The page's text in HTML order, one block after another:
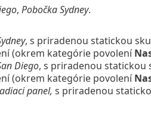
, Pobočka Sydney.
, s priradenou statickou
(okrem kategórie povolení
Diego, s priradenou statickou
(okrem kategórie povolení
panel, s priradenou